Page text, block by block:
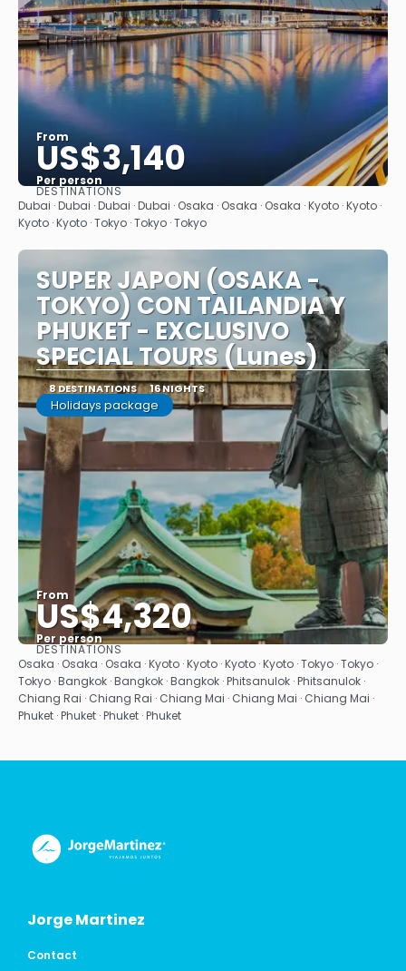
From
US$3,140
Per person
See
DESTINATIONS
Dubai · Dubai · Dubai · Dubai · Osaka · Osaka · Osaka · Kyoto · Kyoto ·
Kyoto · Kyoto · Tokyo · Tokyo · Tokyo
SUPER JAPON (OSAKA -
TOKYO) CON TAILANDIA Y
PHUKET - EXCLUSIVO
SPECIAL TOURS (Lunes)
8 DESTINATIONS 16 NIGHTS
Holidays package
From
US$4,320
Per person
See
DESTINATIONS
Osaka · Osaka · Osaka · Kyoto · Kyoto · Kyoto · Kyoto · Tokyo · Tokyo ·
Tokyo · Bangkok · Bangkok · Bangkok · Phitsanulok · Phitsanulok ·
Chiang Rai · Chiang Rai · Chiang Mai · Chiang Mai · Chiang Mai ·
Phuket · Phuket · Phuket · Phuket
Jorge Martinez
Contact